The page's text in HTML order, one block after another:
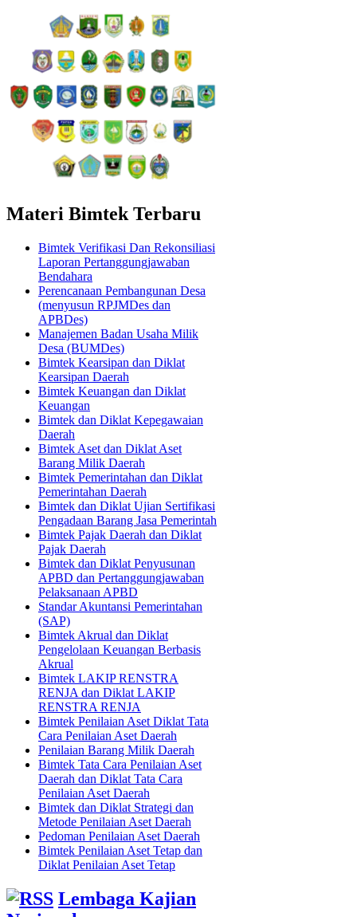
Materi Bimtek Terbaru
Bimtek Verifikasi Dan Rekonsiliasi
Laporan Pertanggungjawaban
Bendahara
Perencanaan Pembangunan Desa
(menyusun RPJMDes dan
APBDes)
Manajemen Badan Usaha Milik
Desa (BUMDes)
Bimtek Kearsipan dan Diklat
Kearsipan Daerah
Bimtek Keuangan dan Diklat
Keuangan
Bimtek dan Diklat Kepegawaian
Daerah
Bimtek Aset dan Diklat Aset
Barang Milik Daerah
Bimtek Pemerintahan dan Diklat
Pemerintahan Daerah
Bimtek dan Diklat Ujian Sertifikasi
Pengadaan Barang Jasa Pemerintah
Bimtek Pajak Daerah dan Diklat
Pajak Daerah
Bimtek dan Diklat Penyusunan
APBD dan Pertanggungjawaban
Pelaksanaan APBD
Standar Akuntansi Pemerintahan
(SAP)
Bimtek Akrual dan Diklat
Pengelolaan Keuangan Berbasis
Akrual
Bimtek LAKIP RENSTRA
RENJA dan Diklat LAKIP
RENSTRA RENJA
Bimtek Penilaian Aset Diklat Tata
Cara Penilaian Aset Daerah
Penilaian Barang Milik Daerah
Bimtek Tata Cara Penilaian Aset
Daerah dan Diklat Tata Cara
Penilaian Aset Daerah
Bimtek dan Diklat Strategi dan
Metode Penilaian Aset Daerah
Pedoman Penilaian Aset Daerah
Bimtek Penilaian Aset Tetap dan
Diklat Penilaian Aset Tetap
Lembaga Kajian